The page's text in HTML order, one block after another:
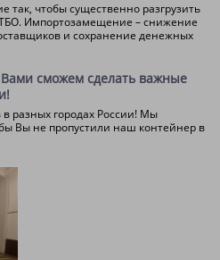
так, чтобы существенно разгрузить
ТБО. Импортозамещение – снижение
и сохранение денежных
сможем сделать важные
разных городах России! Мы
Вы не пропустили наш контейнер в